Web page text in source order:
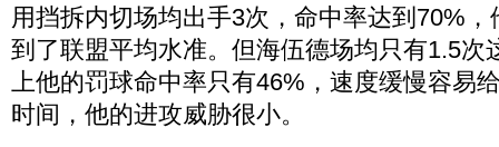
用挡拆内切场均出手3次，命中率达到70%
到了联盟平均水准。但海伍德场均只有1.5次
上他的罚球命中率只有46%，速度缓慢容易
时间，他的进攻威胁很小。